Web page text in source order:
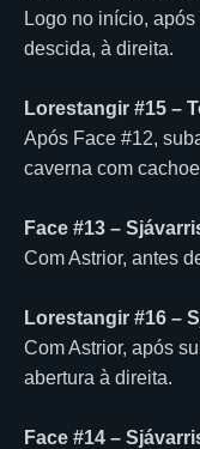
Logo no início,
descida, à direita.
Lorestangir #15 –
Após Face #12,
caverna com
Face #13 –
Com Astrior, antes
Lorestangir #16 –
Com Astrior, após
abertura à direita.
Face #14 –